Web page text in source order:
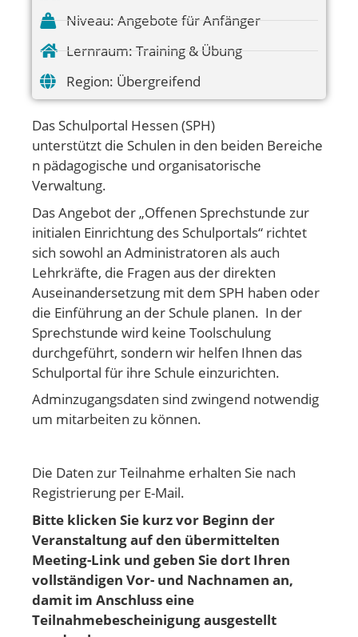
Niveau: Angebote für Anfänger
Lernraum: Training & Übung
Region: Übergreifend
Das Schulportal Hessen (SPH)
unterstützt die Schulen in den beiden Bereiche
n pädagogische und organisatorische
Verwaltung.
Das Angebot der „Offenen Sprechstunde zur
initialen Einrichtung des Schulportals“ richtet
sich sowohl an Administratoren als auch
Lehrkräfte, die Fragen aus der direkten
Auseinandersetzung mit dem SPH haben oder
die Einführung an der Schule planen. In der
Sprechstunde wird keine Toolschulung
durchgeführt, sondern wir helfen Ihnen das
Schulportal für ihre Schule einzurichten.
Adminzugangsdaten sind zwingend notwendig
um mitarbeiten zu können.
Die Daten zur Teilnahme erhalten Sie nach
Registrierung per E-Mail.
Bitte klicken Sie kurz vor Beginn der
Veranstaltung auf den übermittelten
Meeting-Link und geben Sie dort Ihren
vollständigen Vor- und Nachnamen an,
damit im Anschluss eine
Teilnahmebescheinigung ausgestellt